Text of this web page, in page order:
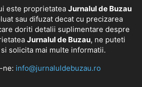
este proprietatea Jurnalul de Buzau
sau difuzat decat cu precizarea
doriti detalii suplimentare despre
Jurnalul de Buzau, ne puteti
solicita mai multe informatii.
ne: info@jurnaluldebuzau.ro